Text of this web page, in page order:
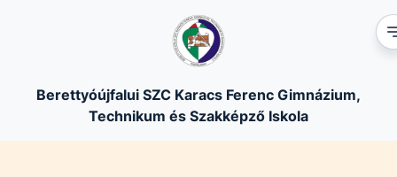
Berettyóújfalui SZC Karacs Ferenc Gimnázium,
Technikum és Szakképző Iskola